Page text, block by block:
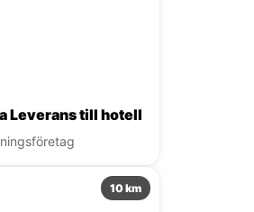
Leverans till hotell
10 km